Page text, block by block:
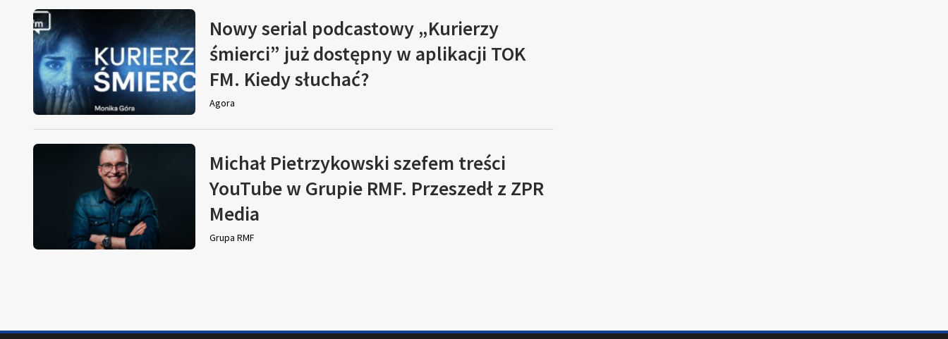
Nowy serial podcastowy „Kurierzy
śmierci” już dostępny w aplikacji TOK
FM. Kiedy słuchać?
Agora
Michał Pietrzykowski szefem treści
YouTube w Grupie RMF. Przeszedł z ZPR
Media
Grupa RMF